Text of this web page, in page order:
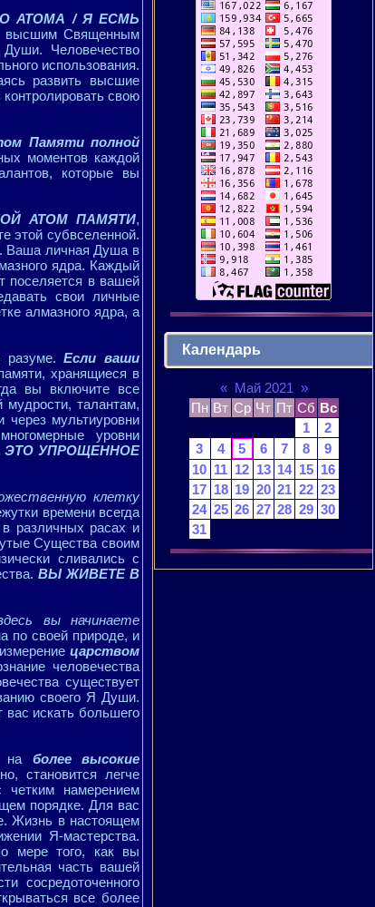
АТОМА / Я ЕСМЬ
с высшим Священным
Человечество
использования.
развить высшие
свою
Памяти полной
моментов каждой
которые вы
АТОМ ПАМЯТИ,
этой субвселенной.
Ваша личная Душа в
ядра. Каждый
поселяется в вашей
свои личные
алмазного ядра, а
разуме.Если ваши
хранящиеся в
вы включите все
талантам,
мультиуровни
уровни
ЭТО УПРОЩЕННОЕ
клетку
времени всегда
различных расах и
Существа своим
сливались с
ВЫ ЖИВЕТЕ В
вы начинаете
по своей природе, и
царством
человечества
существует
своего Я Души.
искать большего
на более высокие
становится легче
намерением
порядке. Для вас
Жизнь в настоящем
Я-мастерства.
мере того, как вы
часть вашей
сосредоточенного
все более
Календарь
« Май 2021 »
Пн Вт Ср Чт Пт Сб Вс
1
2
3
4 5 6 7 8
9
10 11 12 13 14 15 16
17 18 19 20 21 22 23
24 25 26 27 28 29 30
31